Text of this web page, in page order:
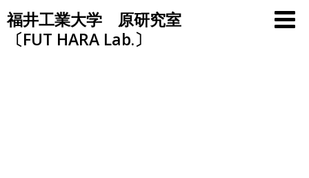
Skip
to
content
福井工業大学 原研究室
〔FUT HARA Lab.〕